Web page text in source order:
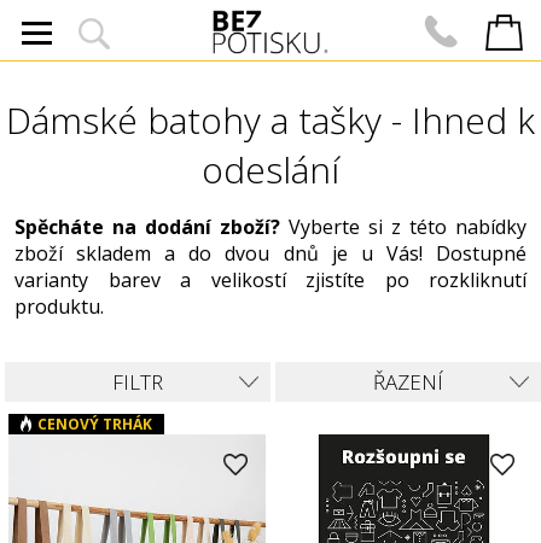
Dámské batohy a tašky - Ihned k
odeslání
Spěcháte na dodání zboží? Vyberte si z této nabídky
zboží skladem a do dvou dnů je u Vás! Dostupné
varianty barev a velikostí zjistíte po rozkliknutí
produktu.
ŘAZENÍ
FILTR
CENOVÝ TRHÁK